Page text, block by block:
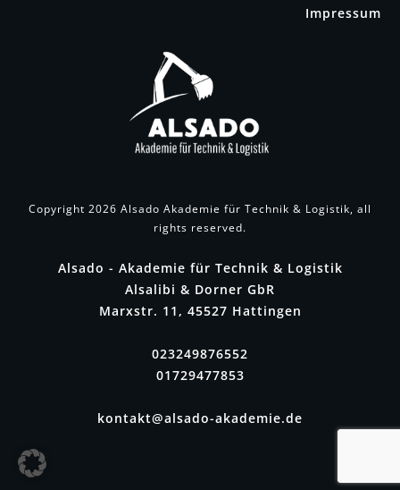
Alsado - Akademie für Technik & Logistik
Alsalibi & Dorner GbR
Marxstr. 11, 45527 Hattingen
023249876552
01729477853
kontakt@alsado-akademie.de
Copyright 2026 Alsado Akademie für Technik & Logistik, all
rights reserved.
Impressum